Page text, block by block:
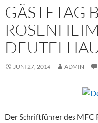
GÄSTETAG
ROSENHEIM
JUNI 27, 2014 ADMIN
Der Schriftführer des MFC